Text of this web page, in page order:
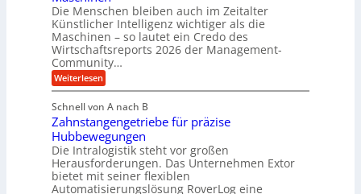
H
y
d
r
a
u
i
k
i
m
V
a
n
g
l
e
b
i
g
e
K
u
g
e
s
s
t
e
i
g
e
r
t
U
m
Die Menschen bleiben auch im Zeitalter
Künstlicher Intelligenz wichtiger als die
Maschinen – so lautet ein Credo des
Wirtschaftsreports 2026 der Management-
Community…
Weiterlesen:
M
n
s
c
h
e
n
a
u
Schnell von A nach B
Zahnstangengetriebe für präzise
Hubbewegungen
Die Intralogistik steht vor großen
Herausforderungen. Das Unternehmen Extor
bietet mit seiner flexiblen
Automatisierungslösung RoverLog eine